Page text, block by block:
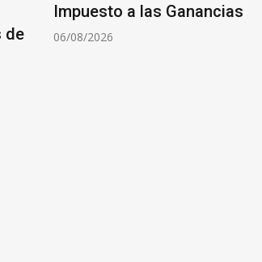
de
Impuesto a las Ganancias
06/08/2026